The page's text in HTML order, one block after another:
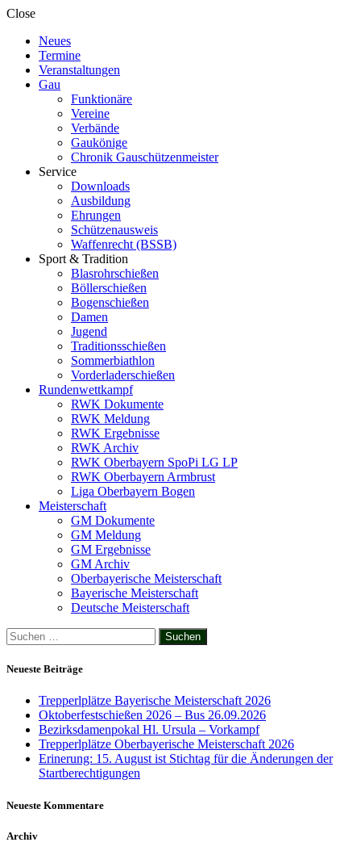
Close
Neues
Termine
Veranstaltungen
Gau
Funktionäre
Vereine
Verbände
Gaukönige
Chronik Gauschützenmeister
Service
Downloads
Ausbildung
Ehrungen
Schützenausweis
Waffenrecht (BSSB)
Sport & Tradition
Blasrohrschießen
Böllerschießen
Bogenschießen
Damen
Jugend
Traditionsschießen
Sommerbiathlon
Vorderladerschießen
Rundenwettkampf
RWK Dokumente
RWK Meldung
RWK Ergebnisse
RWK Archiv
RWK Oberbayern SpoPi LG LP
RWK Oberbayern Armbrust
Liga Oberbayern Bogen
Meisterschaft
GM Dokumente
GM Meldung
GM Ergebnisse
GM Archiv
Oberbayerische Meisterschaft
Bayerische Meisterschaft
Deutsche Meisterschaft
Suchen
nach:
Neueste Beiträge
Trepperlplätze Bayerische Meisterschaft 2026
Oktoberfestschießen 2026 – Bus 26.09.2026
Bezirksdamenpokal Hl. Ursula – Vorkampf
Trepperlplätze Oberbayerische Meisterschaft 2026
Erinerung: 15. August ist Stichtag für die Änderungen der
Startberechtigungen
Neueste Kommentare
Archiv